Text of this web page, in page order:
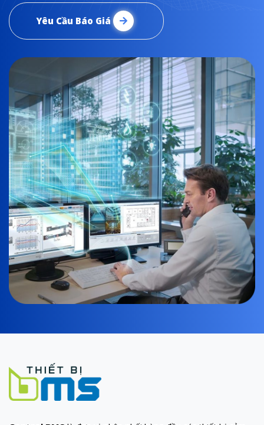
Yêu Cầu Báo Giá